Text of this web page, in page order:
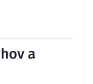
a